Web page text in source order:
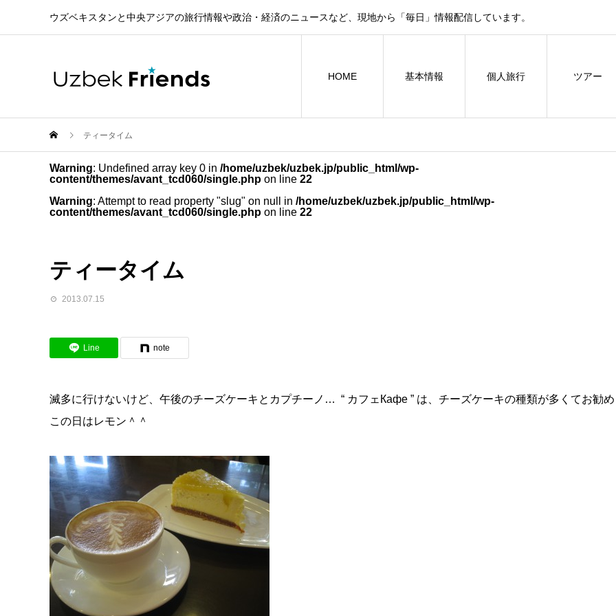
ウズベキスタンと中央アジアの旅行情報や政治・経済のニュースなど、現地から「毎日」情報配信しています。
HOME 基本情報 個人旅行 ツアー
ティータイム
Warning: Undefined array key 0 in /home/uzbek/uzbek.jp/public_html/wp-
content/themes/avant_tcd060/single.php on line 22
Warning: Attempt to read property "slug" on null in /home/uzbek/uzbek.jp/public_html/wp-
content/themes/avant_tcd060/single.php on line 22
ティータイム
2013.07.15
Line note
滅多に行けないけど、午後のチーズケーキとカプチーノ… “ カフェКафе ” は、チーズケーキの種類が多くてお勧
この日はレモン＾＾